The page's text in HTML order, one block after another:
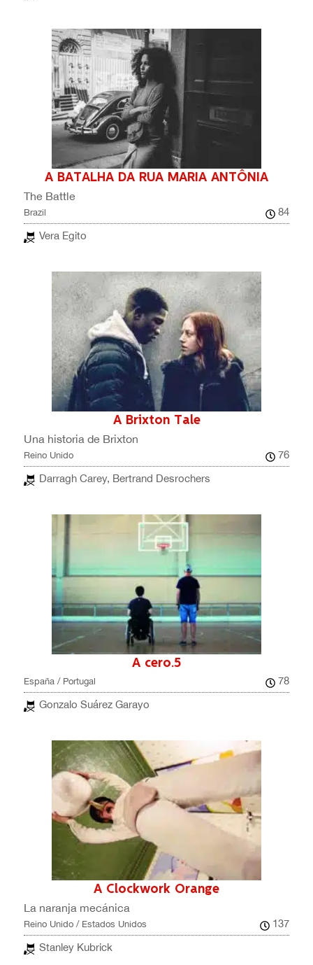
A BATALHA DA RUA MARIA ANTÔNIA
The Battle
Brazil
84
Vera Egito
A Brixton Tale
Una historia de Brixton
Reino Unido
76
Darragh Carey, Bertrand Desrochers
A cero.5
España / Portugal
78
Gonzalo Suárez Garayo
A Clockwork Orange
La naranja mecánica
Reino Unido / Estados Unidos
137
Stanley Kubrick